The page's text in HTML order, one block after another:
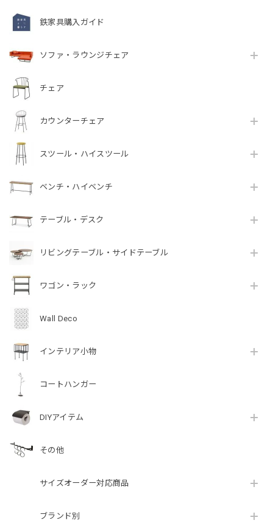
鉄家具購入ガイド
ソファ・ラウンジチェア
チェア
カウンターチェア
スツール・ハイスツール
ベンチ・ハイベンチ
テーブル・デスク
リビングテーブル・サイドテーブル
ワゴン・ラック
Wall Deco
インテリア小物
コートハンガー
DIYアイテム
その他
サイズオーダー対応商品
ブランド別